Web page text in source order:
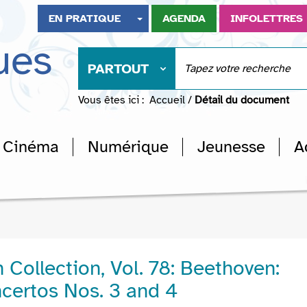
EN PRATIQUE AGENDA INFOLETTRES
PARTOUT
Vous êtes ici : Accueil / Détail du document
Cinéma Numérique Jeunesse
Collection, Vol. 78: Beethoven:
Nos. 3 and 4